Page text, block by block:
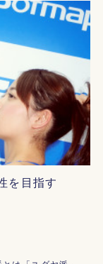
を目指す